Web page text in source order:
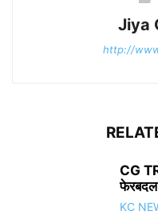
Jiya
http://
CG
KC